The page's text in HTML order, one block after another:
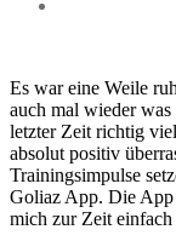
Es war eine Weile
auch mal wieder
letzter Zeit richtig
absolut positiv
Trainingsimpulse
Goliaz App. Die App
mich zur Zeit einfach